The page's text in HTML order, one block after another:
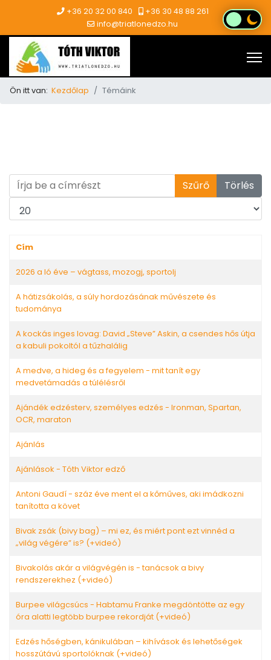
+36 20 32 00 840
+36 30 48 88 261
info@triatlonedzo.hu
Ön itt van: Kezdőlap Témáink
Írja be a címrészt Szűrő Törlés
Tételek #
Cím
2026 a ló éve – vágtass, mozogj, sportolj
A hátizsákolás, a súly hordozásának művészete és
tudománya
A kockás inges lovag: David „Steve” Askin, a csendes hős útja
a kabuli pokoltól a tűzhalálig
A medve, a hideg és a fegyelem - mit tanít egy
medvetámadás a túlélésről
Ajándék edzésterv, személyes edzés - Ironman, Spartan,
OCR, maraton
Ajánlás
Ajánlások - Tóth Viktor edző
Antoni Gaudí - száz éve ment el a kőműves, aki imádkozni
tanította a követ
Bivak zsák (bivy bag) – mi ez, és miért pont ezt vinnéd a
„világ végére” is? (+videó)
Bivakolás akár a világvégén is - tanácsok a bivy
rendszerekhez (+videó)
Burpee világcsúcs - Habtamu Franke megdöntötte az egy
óra alatti legtöbb burpee rekordját (+videó)
Edzés hőségben, kánikulában – kihívások és lehetőségek
hosszútávú sportolóknak (+videó)